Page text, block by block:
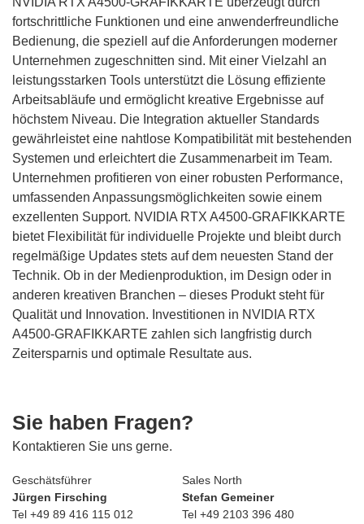
fortschrittliche Funktionen und eine anwenderfreundliche
Bedienung, die speziell auf die Anforderungen moderner
Unternehmen zugeschnitten sind. Mit einer Vielzahl an
leistungsstarken Tools unterstützt die Lösung effiziente
Arbeitsabläufe und ermöglicht kreative Ergebnisse auf
höchstem Niveau. Die Integration aktueller Standards
gewährleistet eine nahtlose Kompatibilität mit bestehenden
Systemen und erleichtert die Zusammenarbeit im Team.
Unternehmen profitieren von einer robusten Performance,
umfassenden Anpassungsmöglichkeiten sowie einem
exzellenten Support. NVIDIA RTX A4500-GRAFIKKARTE
bietet Flexibilität für individuelle Projekte und bleibt durch
regelmäßige Updates stets auf dem neuesten Stand der
Technik. Ob in der Medienproduktion, im Design oder in
anderen kreativen Branchen – dieses Produkt steht für
Qualität und Innovation. Investitionen in NVIDIA RTX
A4500-GRAFIKKARTE zahlen sich langfristig durch
Zeitersparnis und optimale Resultate aus.
Sie haben Fragen?
Kontaktieren Sie uns gerne.
Geschätsführer
Jürgen Firsching
Tel +49 89 416 115 012
Sales North
Stefan Gemeiner
Tel +49 2103 396 480